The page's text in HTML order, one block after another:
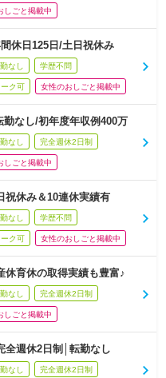
しごと掲載中
休日125日/土日祝休み
なし 学歴不問
ク可 女性のおしごと掲載中
なし/初年度年収例400万
なし 完全週休2日制
しごと掲載中
休み＆10連休実績有
なし 学歴不問
ク可 女性のおしごと掲載中
育休の取得実績も豊富♪
なし 完全週休2日制
しごと掲載中
週休2日制│転勤なし
なし 完全週休2日制